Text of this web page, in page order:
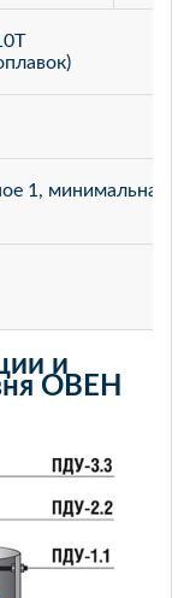
1, минимальная
и
ОВЕН